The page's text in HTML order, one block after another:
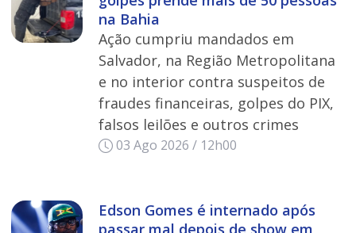
na Bahia
Ação cumpriu mandados em
Salvador, na Região Metropolitana
e no interior contra suspeitos de
fraudes financeiras, golpes do PIX,
falsos leilões e outros crimes
03 Ago 2026 / 12h00
Edson Gomes é internado após
passar mal depois de show em